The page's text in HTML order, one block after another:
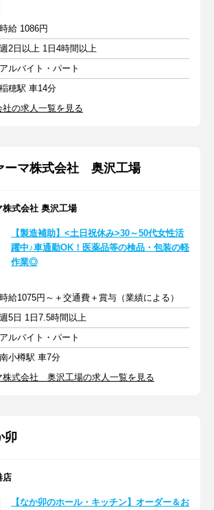
時給 1086円
週2日以上 1日4時間以上
アルバイト・パート
稲穂駅 車14分
の求人一覧を見る
ーマ株式会社 奥沢工場
株式会社 奥沢工場
【製造補助】<土日祝休み>30～50代女性活
躍中♪車通勤OK！医薬品等の検品・包装の軽
作業◎
時給1075円～＋交通費＋賞与（業績による）
週5日 1日7.5時間以上
アルバイト・パート
南小樽駅 車7分
株式会社 奥沢工場の求人一覧を見る
卯
店
【なか卯のホール・キッチン】オーダー＆お